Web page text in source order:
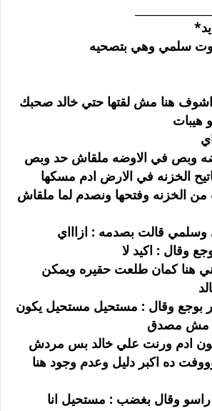
سلمي وهي بتصحيه
هنا مش لقتها حتي خالد صحبك
هيبات
وبص في الاوضه ملقاش حد وبص
الخزنه في الارض ادم مسكها
الخزنه وفتحها ونصدم لما ملقاش
قالت بصدمه : ازاااي
وقال : اكيد لا
هنا كمان طلعت حقيره ويمكن
بوجع وقال : مستحيل مستحيل يكون
مش مصدق
ادم ورنت علي خالد بس مردش
ده اكبر دليل وعدم وجود هنا
وقال بغضب : مستحيل انا